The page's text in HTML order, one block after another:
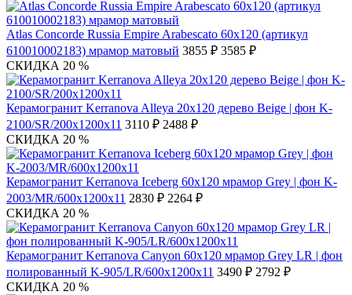
Atlas Concorde Russia Empire Arabescato 60x120 (артикул
610010002183) мрамор матовый 3855 ₽ 3585 ₽
СКИДКА 20 %
Керамогранит Kerranova Alleya 20х120 дерево Beige | фон K-
2100/SR/200x1200x11 3110 ₽ 2488 ₽
СКИДКА 20 %
Керамогранит Kerranova Iceberg 60х120 мрамор Grey | фон K-
2003/MR/600x1200x11 2830 ₽ 2264 ₽
СКИДКА 20 %
Керамогранит Kerranova Canyon 60х120 мрамор Grey LR | фон
полированный K-905/LR/600x1200x11 3490 ₽ 2792 ₽
СКИДКА 20 %